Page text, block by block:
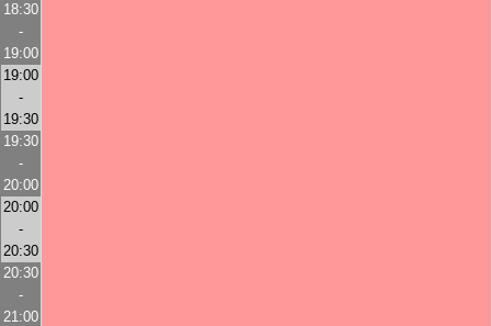
18:30
-
19:00
19:00
-
19:30
19:30
-
20:00
20:00
-
20:30
20:30
-
21:00